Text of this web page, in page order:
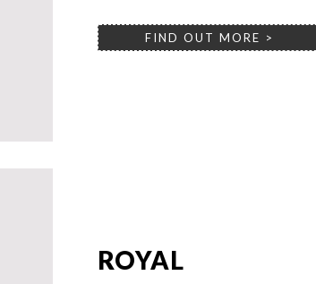
FIND OUT MORE >
ROYAL